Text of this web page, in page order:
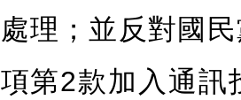
處理；並反對國
項第2款加入通訊